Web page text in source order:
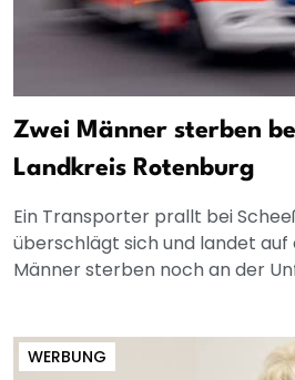
Zwei Männer sterben
Landkreis Rotenburg
Ein Transporter prallt bei
überschlägt sich und landet auf
Männer sterben noch an der
WERBUNG